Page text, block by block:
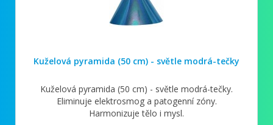
Kuželová pyramida (50 cm) - světle modrá-tečky
Kuželová pyramida (50 cm) - světle modrá-tečky.
Eliminuje elektrosmog a patogenní zóny.
Harmonizuje tělo i mysl.